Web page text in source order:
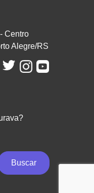
Centro
Alegre/RS
Buscar